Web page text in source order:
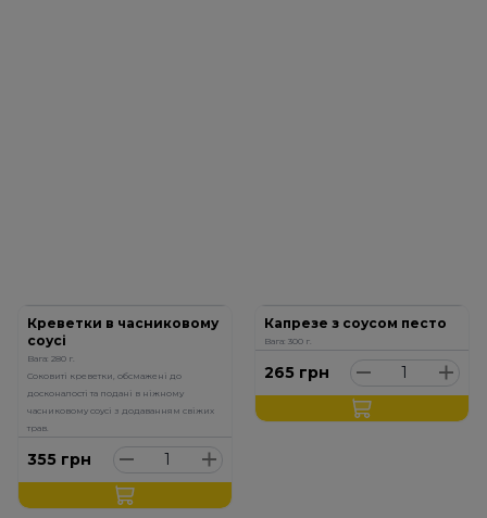
Креветки в часниковому
соусі
Вага: 280 г.
Соковиті креветки, обсмажені до
досконалості та подані в ніжному
часниковому соусі з додаванням свіжих
трав.
355 грн
Капрезе з соусом песто
Вага: 300 г.
265 грн